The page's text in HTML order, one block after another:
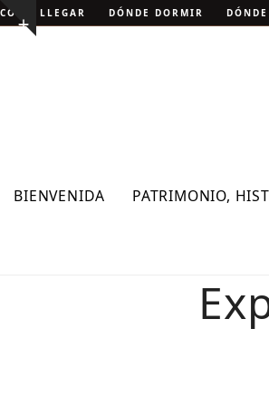
Skip
to Show
CÓMO LLEGAR DÓNDE DORMIR
BIENVENIDA PATRIMONIO,